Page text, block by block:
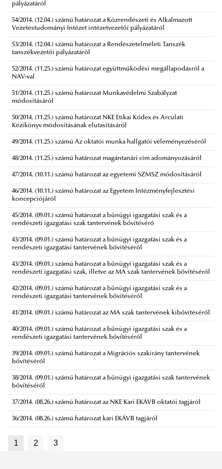
pályázatáról
54/2014. (12.04.) számú határozat a Közrendészeti és Alkalmazott
Vezetéstudományi Intézet intézetvezetői pályázatáról
53/2014. (12.04.) számú határozat a Rendészetelméleti Tanszék
tanszékvezetői pályázatáról
52/2014. (11.25.) számú határozat együttműködési megállapodásról a
NAV-val
51/2014. (11.25.) számú határozat Munkavédelmi Szabályzat
módosításáról
50/2014. (11.25.) számú határozat NKE Etikai Kódex és Arculati
Kézikönyv módosításának elutasításáról
49/2014. (11.25.) számú Az oktatói munka hallgatói véleményezéséről
48/2014. (11.25.) számú határozat magántanári cím adományozásáról
47/2014. (10.11.) számú határozat az egyetemi SZMSZ módosításáról
46/2014. (10.11.) számú határozat az Egyetem Intézményfejlesztési
koncepciójáról
45/2014. (09.01.) számú határozat a bűnügyi igazgatási szak és a
rendészeti igazgatási szak tantervének bővítésérő
43/2014. (09.01.) számú határozat a bűnügyi igazgatási szak és a
rendészeti igazgatási tantervének bővítéséről
43/2014. (09.01.) számú határozat a bűnügyi igazgatási szak és a
rendészeti igazgatási szak, illetve az MA szak tantervének bővítéséről
42/2014. (09.01.) számú határozat a bűnügyi igazgatási szak és a
rendészeti igazgatási tantervének bővítéséről
41/2014. (09.01.) számú határozat az MA szak tantervének kibővítéséről
40/2014. (09.01.) számú határozat a bűnügyi igazgatási szak és a
rendészeti igazgatási tantervének bővítéséről
39/2014. (09.01.) számú határozat a Migrációs szakirány tantervének
bővítéséről
38/2014. (09.01.) számú határozat a bűnügyi igazgatási szak tantervének
bővítéséről
37/2014. (08.26.) számú határozat az NKE Kari EKÁVB oktatói tagjáról
36/2014. (08.26.) számú határozat kari EKÁVB tagjáról
1 2 3